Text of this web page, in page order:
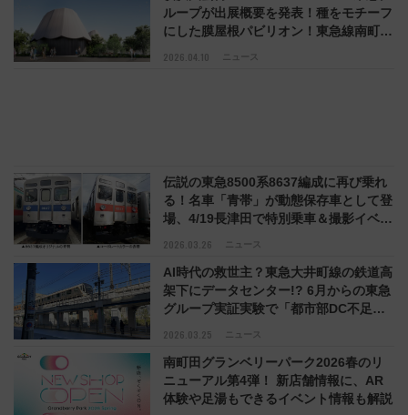
2026.04.10 ニュース
ループが出展概要を発表！種をモチーフ
にした膜屋根パビリオン！東急線南町田
2026.03.26 ニュース
伝説の東急8500系8637編成に再び乗れ
る！名車「青帯」が動態保存車として登
場、4/19長津田で特別乗車＆撮影イベン
2026.03.25 ニュース
AI時代の救世主？東急大井町線の鉄道高
架下にデータセンター!? 6月からの東急
グループ実証実験で「都市部DC不足」
南町田グランベリーパーク2026春のリ
ニューアル第4弾！ 新店舗情報に、AR
体験や足湯もできるイベント情報も解説